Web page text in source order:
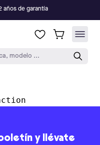
años de garantía
modelo ...
y llévate